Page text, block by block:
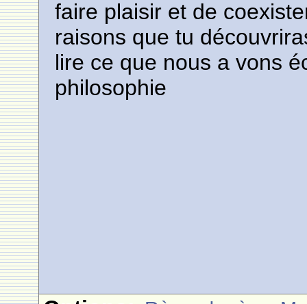
faire plaisir et de
raisons que tu
lire ce que nous a vons
philosophie